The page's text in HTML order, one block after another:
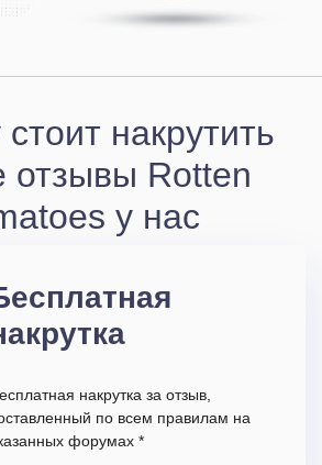
накрутить
отзывы Rotten
у нас
накрутка за отзыв,
по всем правилам на
форумах *